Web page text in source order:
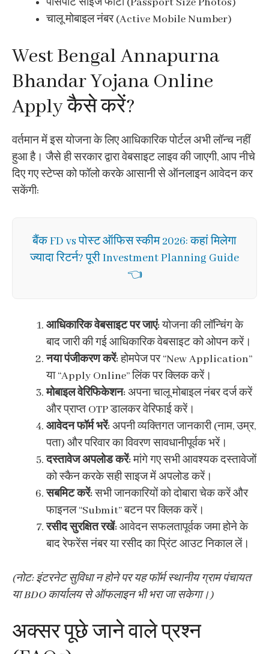
चालू मोबाइल नंबर (Active Mobile Number)
West Bengal Annapurna
Bhandar Yojana Online
Apply कैसे करें?
वर्तमान में इस योजना के लिए आधिकारिक पोर्टल अभी लॉन्च नहीं
हुआ है। जैसे ही सरकार द्वारा वेबसाइट लाइव की जाएगी, आप नीचे
दिए गए स्टेप्स को फॉलो करके आसानी से ऑनलाइन आवेदन कर
सकेंगी:
बैंक FD vs पोस्ट ऑफिस स्कीम 2026: कहां मिलेगा
ज्यादा रिटर्न? पूरी Investment Planning Guide
👈
आधिकारिक वेबसाइट पर जाएं:योजना की लॉन्चिंग के
बाद जारी की गई आधिकारिक वेबसाइट को ओपन करें।
नया पंजीकरण करें:होमपेज पर “New Application”
या “Apply Online” लिंक पर क्लिक करें।
मोबाइल वेरिफिकेशन:अपना चालू मोबाइल नंबर दर्ज करें
और प्राप्त OTP डालकर वेरिफाई करें।
आवेदन फॉर्म भरें:अपनी व्यक्तिगत जानकारी (नाम, उम्र,
पता) और परिवार का विवरण सावधानीपूर्वक भरें।
दस्तावेज अपलोड करें:मांगे गए सभी आवश्यक दस्तावेजों
को स्कैन करके सही साइज में अपलोड करें।
सबमिट करें:सभी जानकारियों को दोबारा चेक करें और
फाइनल “Submit” बटन पर क्लिक करें।
रसीद सुरक्षित रखें:आवेदन सफलतापूर्वक जमा होने के
बाद रेफरेंस नंबर या रसीद का प्रिंट आउट निकाल लें।
(नोट: इंटरनेट सुविधा न होने पर यह फॉर्म स्थानीय ग्राम पंचायत
या BDO कार्यालय से ऑफलाइन भी भरा जा सकेगा।)
अक्सर पूछे जाने वाले प्रश्न